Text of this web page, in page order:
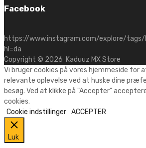
Facebook
https://www.instagram.com/explore/
hl=da
Copyright © 2026 Kaduuz MX Store
Vi bruger cookies på vores hjemmeside for
relevante oplevelse ved at huske dine
besøg. Ved at klikke på "Accepter"
cookies.
Cookie indstillinger ACCEPTER
Luk